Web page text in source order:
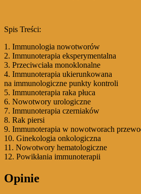
Spis Treści:
1. Immunologia nowotworów
2. Immunoterapia eksperymentalna
3. Przeciwciała monoklonalne
4. Immunoterapia ukierunkowana
na immunologiczne punkty kontroli
5. Immunoterapia raka płuca
6. Nowotwory urologiczne
7. Immunoterapia czerniaków
8. Rak piersi
9. Immunoterapia w nowotworach
10. Ginekologia onkologiczna
11. Nowotwory hematologiczne
12. Powikłania immunoterapii
Opinie